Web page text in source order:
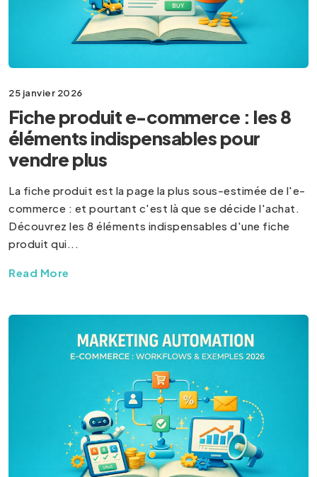
25 janvier 2026
Fiche produit e-commerce : les 8
éléments indispensables pour
vendre plus
La fiche produit est la page la plus sous-estimée de l'e-
commerce : et pourtant c'est là que se décide l'achat.
Découvrez les 8 éléments indispensables d'une fiche
produit qui...
Read More